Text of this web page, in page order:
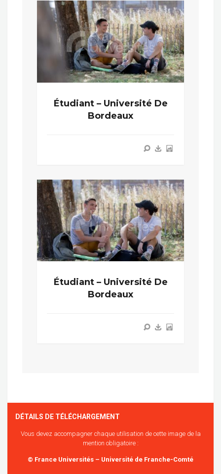
Étudiant – Université De
Bordeaux
Étudiant – Université De
Bordeaux
DÉTAILS DE TÉLÉCHARGEMENT
Vous devez accompagner chaque utilisation de cette image de la
mention obligatoire :
© France Universités – Université de Franche-Comté